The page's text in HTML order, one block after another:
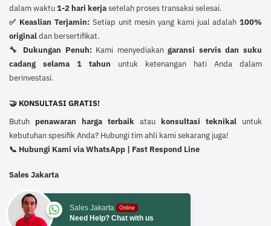
dalam waktu1-2 hari kerjasetelah proses transaksi selesai.
✅ Keaslian Terjamin: Setiap unit mesin yang kami jual adalah100%
originaldan bersertifikat.
🔧 Dukungan Penuh:Kami menyediakangaransi servis dan suku
cadang selama 1 tahun untuk ketenangan hati Anda dalam
berinvestasi.
🤝 KONSULTASI GRATIS!
Butuh penawaran harga terbaik atau konsultasi teknikal untuk
kebutuhan spesifik Anda? Hubungi tim ahli kami sekarang juga!
📞 Hubungi Kami via WhatsApp | Fast Respond Line
Sales Jakarta
Sales Jakarta Online
Need Help? Chat with us